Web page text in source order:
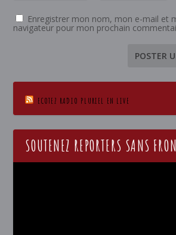
Enregistrer mon nom, mon e-mail et
navigateur pour mon prochain
ECOTEZ RADIO PLURIEL EN LIVE
SOUTENEZ REPORTERS SANS